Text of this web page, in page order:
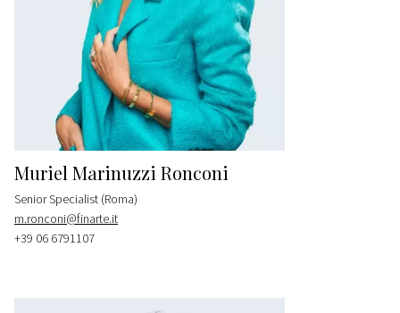
Muriel Marinuzzi Ronconi
Senior Specialist (Roma)
m.ronconi@finarte.it
+39 06 6791107